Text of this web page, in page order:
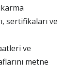
sertifikaları ve
ve
metne